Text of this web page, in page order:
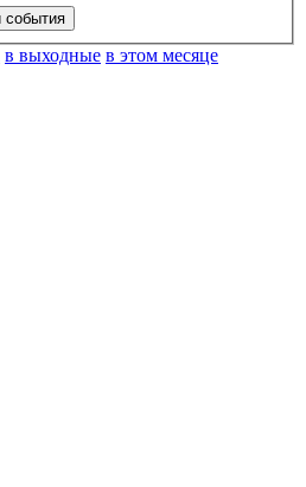
в выходные в этом месяце